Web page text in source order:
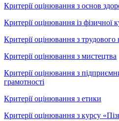
Критерії оцінювання з основ
Критерії оцінювання із фізичної
Критерії оцінювання з трудового
Критерії оцінювання з мистецтва
Критерії оцінювання з
грамотності
Критерії оцінювання з етики
Критерії оцінювання з курсу